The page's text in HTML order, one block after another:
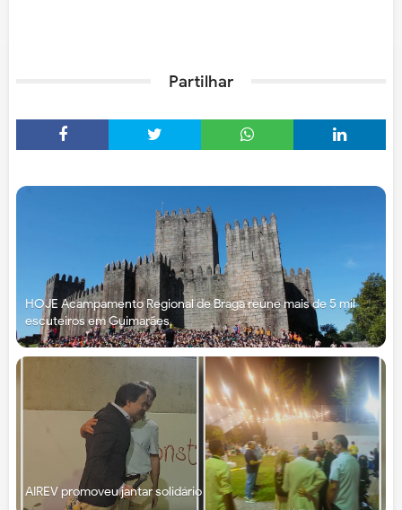
Partilhar
HOJE Acampamento Regional de Braga reúne mais de 5 mil
escuteiros em Guimarães
AIREV promoveu jantar solidário